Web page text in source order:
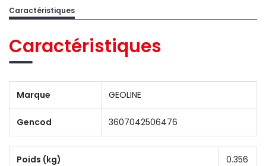
Caractéristiques
Caractéristiques
Marque GEOLINE
Gencod 3607042506476
Poids (kg) 0.356